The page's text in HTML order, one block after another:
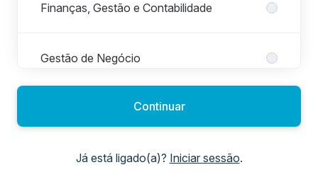
Finanças, Gestão e Contabilidade
Gestão de Negócio
Jurídica e Compliance
Continuar
Já está ligado(a)? Iniciar sessão.